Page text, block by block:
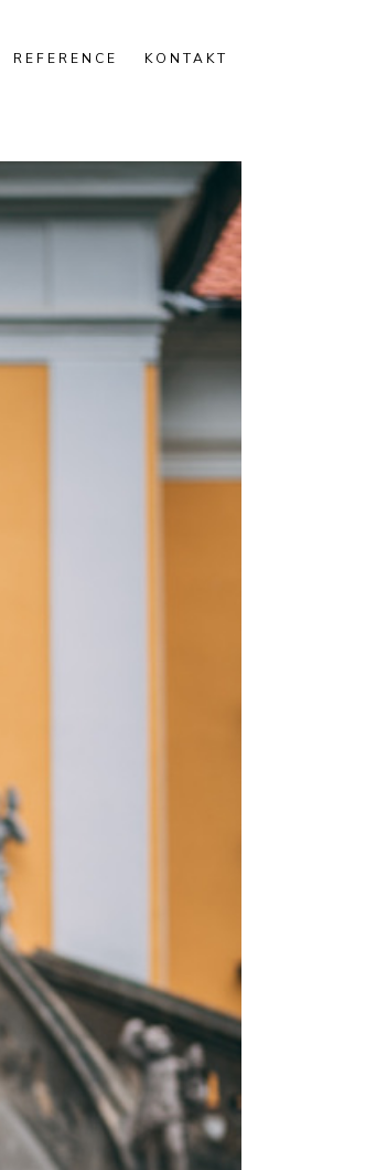
REFERENCE KONTAKT